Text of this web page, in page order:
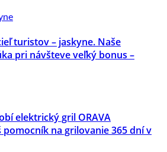
turistov – jaskyne. Naše
pri návšteve veľký bonus –
elektrický gril ORAVA
pomocník na grilovanie 365 dní v